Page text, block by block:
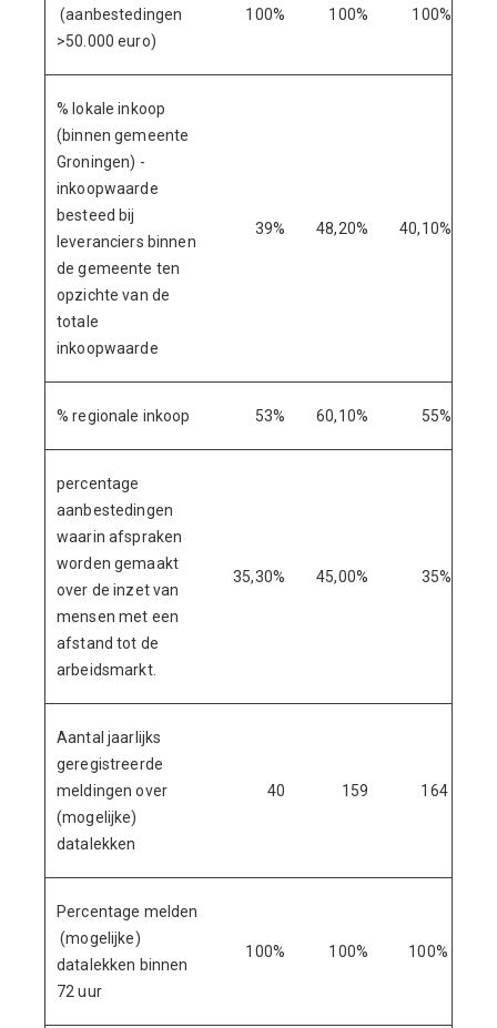
(aanbestedingen
>50.000 euro)
100% 100% 100%
% lokale inkoop
(binnen gemeente
Groningen) -
inkoopwaarde
besteed bij
leveranciers binnen
de gemeente ten
opzichte van de
totale
inkoopwaarde
39% 48,20% 40,10%
% regionale inkoop 53% 60,10% 55%
percentage
aanbestedingen
waarin afspraken
worden gemaakt
over de inzet van
mensen met een
afstand tot de
arbeidsmarkt.
35,30% 45,00% 35%
Aantal jaarlijks
geregistreerde
meldingen over
(mogelijke)
datalekken
40 159 164
Percentage melden
(mogelijke)
datalekken binnen
72 uur
100% 100% 100%